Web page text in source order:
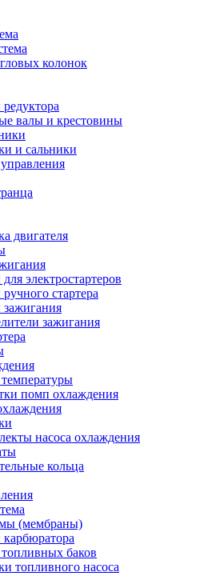
колонок
валы и крестовины
и сальники
двигателя
электростартеров
стартера
зажигания
помп охлаждения
насоса охлаждения
кольца
(мембраны)
карбюратора
баков
топливного насоса